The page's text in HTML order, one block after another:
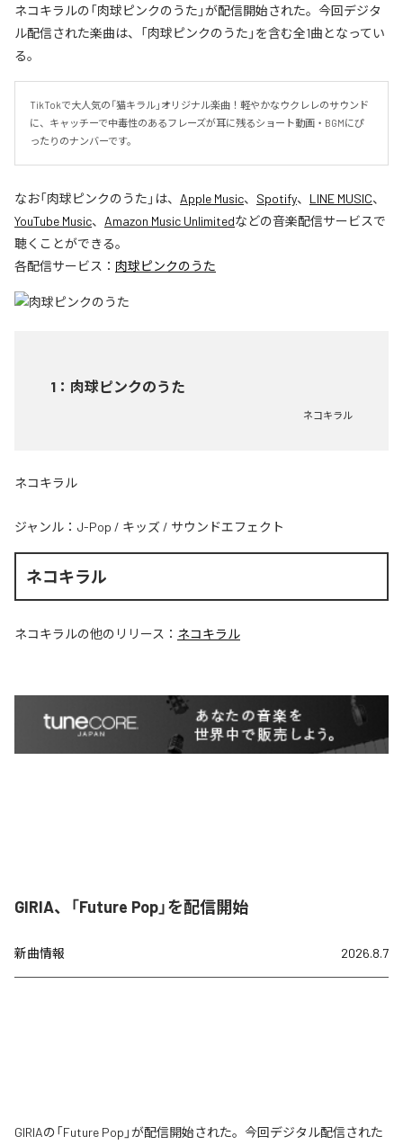
ネコキラルの「肉球ピンクのうた」が配信開始された。今回デジタ
ル配信された楽曲は、「肉球ピンクのうた」を含む全1曲となってい
る。
TikTokで大人気の「猫キラル」オリジナル楽曲！軽やかなウクレレのサウンド
に、キャッチーで中毒性のあるフレーズが耳に残るショート動画・BGMにぴ
ったりのナンバーです。
なお「肉球ピンクのうた 」は、 Apple Music、 Spotify、 LINE MUSIC、
YouTube Music、 Amazon Music Unlimitedなどの音楽配信サービスで
聴くことができる。
各配信サービス： 肉球ピンクのうた
1 ： 肉球ピンクのうた
ネコキラル
ネコキラル
ジャンル： J-Pop / キッズ / サウンドエフェクト
ネコキラル
ネコキラルの他のリリース： ネコキラル
GIRIA、「Future Pop」を配信開始
新曲情報 2026.8.7
GIRIAの「Future Pop」が配信開始された。今回デジタル配信された